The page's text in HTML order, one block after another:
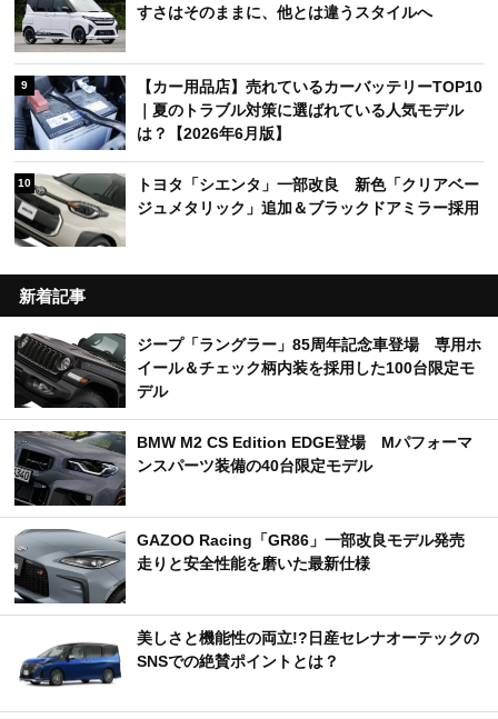
すさはそのままに、他とは違うスタイルへ
9
【カー用品店】売れているカーバッテリーTOP10
｜夏のトラブル対策に選ばれている人気モデル
は？【2026年6月版】
10
トヨタ「シエンタ」一部改良 新色「クリアベー
ジュメタリック」追加＆ブラックドアミラー採用
新着記事
ジープ「ラングラー」85周年記念車登場 専用ホ
イール＆チェック柄内装を採用した100台限定モ
デル
BMW M2 CS Edition EDGE登場 Mパフォーマ
ンスパーツ装備の40台限定モデル
GAZOO Racing「GR86」一部改良モデル発売
走りと安全性能を磨いた最新仕様
美しさと機能性の両立!?日産セレナオーテックの
SNSでの絶賛ポイントとは？